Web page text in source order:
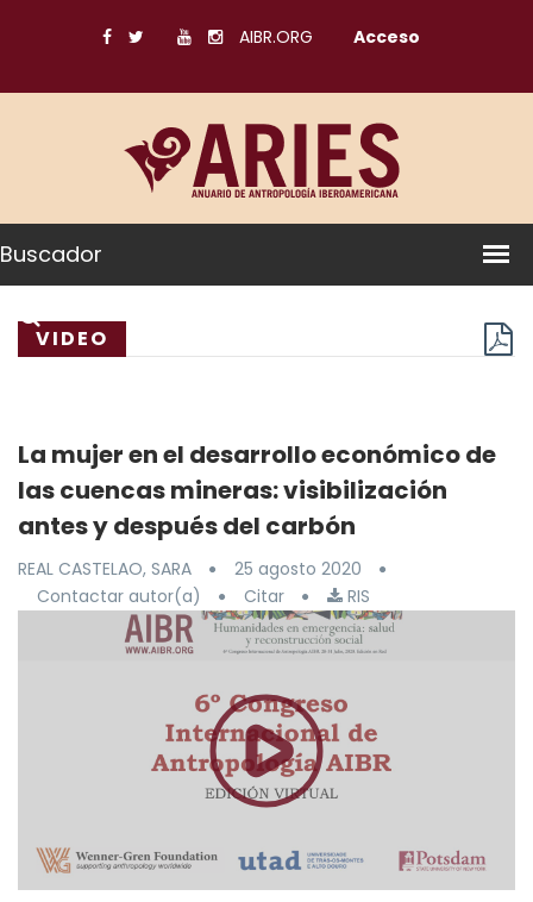
AIBR.ORG Acceso
Buscador
VIDEO
La mujer en el desarrollo económico de
las cuencas mineras: visibilización
antes y después del carbón
REAL CASTELAO, SARA
25 agosto 2020
Contactar autor(a)
Citar RIS